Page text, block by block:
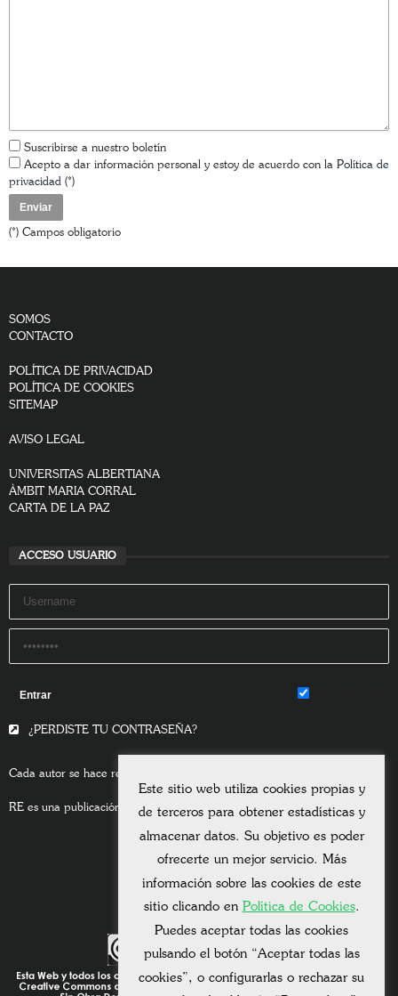
Suscribirse a nuestro boletín
Acepto a dar información personal y estoy de acuerdo con la Política de
privacidad (*)
(*) Campos obligatorio
SOMOS
CONTACTO
POLÍTICA DE PRIVACIDAD
POLÍTICA DE COOKIES
SITEMAP
AVISO LEGAL
UNIVERSITAS ALBERTIANA
ÀMBIT MARIA CORRAL
CARTA DE LA PAZ
ACCESO USUARIO
¿PERDISTE TU CONTRASEÑA?
Cada autor se hace responsable del contenido de sus escritos.
RE es una publicación asociada a la Universitas Albertiana.
Este sitio web utiliza cookies propias y
de terceros para obtener estadísticas y
almacenar datos. Su objetivo es poder
ofrecerte un mejor servicio. Más
información sobre las cookies de este
sitio clicando en Política de Cookies.
Puedes aceptar todas las cookies
pulsando el botón “Aceptar todas las
cookies”, o configurarlas o rechazar su